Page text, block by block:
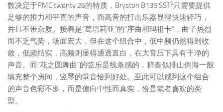
数决定于PMC twenty 26的特质，Bryston B135 SST2只需要提供
足够的推力和平直的声音，而高音的打击乐器显得快速轻巧，
并且不带杂质。接着是“葛培莉亚”的“序曲和玛祖卡”，曲子热烈
而不乏气势，场面宏大，但在这个组合中，低中频仍然得到收
敛，低频结实，高频则显得通透直白，在大音压下具有干净的
声音。而“花之圆舞曲”的弦乐是线条感的，群奏似排山倒海一般
填充整个房间，竖琴的堂音恰到好处。至此可以感到这个组合
的声音色彩不多，而是偏向中性而真实，恰是笔者喜欢的类
型。